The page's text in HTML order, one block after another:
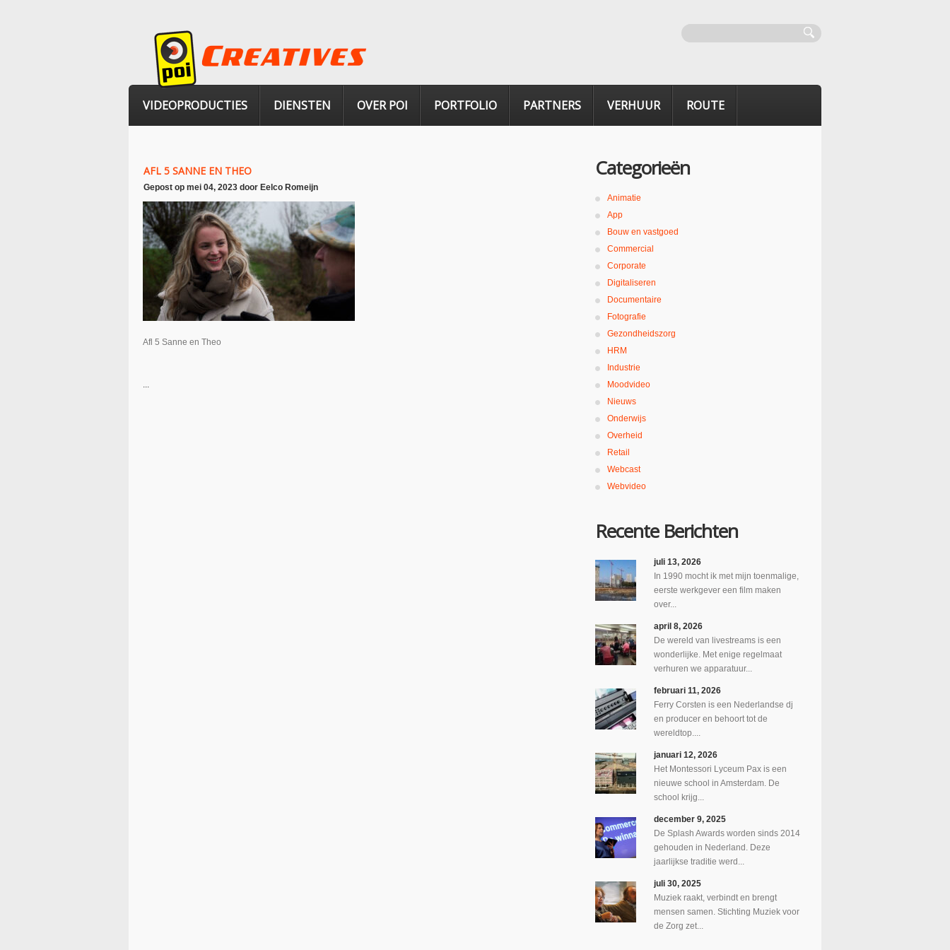
VIDEOPRODUCTIES DIENSTEN OVER POI PORTFOLIO PARTNERS VERHUUR ROUTE
AFL 5 SANNE EN THEO
Gepost op mei 04, 2023 door Eelco Romeijn
Afl 5 Sanne en Theo
...
Categorieën
Animatie
App
Bouw en vastgoed
Commercial
Corporate
Digitaliseren
Documentaire
Fotografie
Gezondheidszorg
HRM
Industrie
Moodvideo
Nieuws
Onderwijs
Overheid
Retail
Webcast
Webvideo
Recente Berichten
juli 13, 2026
In 1990 mocht ik met mijn toenmalige,
eerste werkgever een film maken
over...
april 8, 2026
De wereld van livestreams is een
wonderlijke. Met enige regelmaat
verhuren we apparatuur...
februari 11, 2026
Ferry Corsten is een Nederlandse dj
en producer en behoort tot de
wereldtop....
januari 12, 2026
Het Montessori Lyceum Pax is een
nieuwe school in Amsterdam. De
school krijg...
december 9, 2025
De Splash Awards worden sinds 2014
gehouden in Nederland. Deze
jaarlijkse traditie werd...
juli 30, 2025
Muziek raakt, verbindt en brengt
mensen samen. Stichting Muziek voor
de Zorg zet...